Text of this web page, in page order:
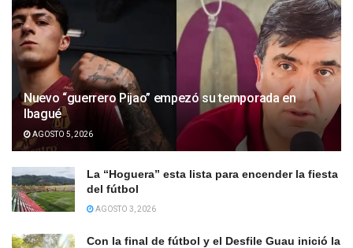
Nuevo “guerrero Pijao” empezó su temporada en
Ibagué
AGOSTO 5, 2026
La “Hoguera” esta lista para encender la fiesta
del fútbol
AGOSTO 3, 2026
Con la final de fútbol y el Desfile Guau inició la